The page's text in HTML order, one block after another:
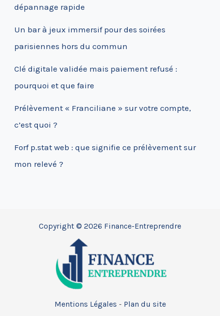
dépannage rapide
Un bar à jeux immersif pour des soirées
parisiennes hors du commun
Clé digitale validée mais paiement refusé :
pourquoi et que faire
Prélèvement « Franciliane » sur votre compte,
c’est quoi ?
Forf p.stat web : que signifie ce prélèvement sur
mon relevé ?
Copyright © 2026 Finance-Entreprendre
Mentions Légales - Plan du site